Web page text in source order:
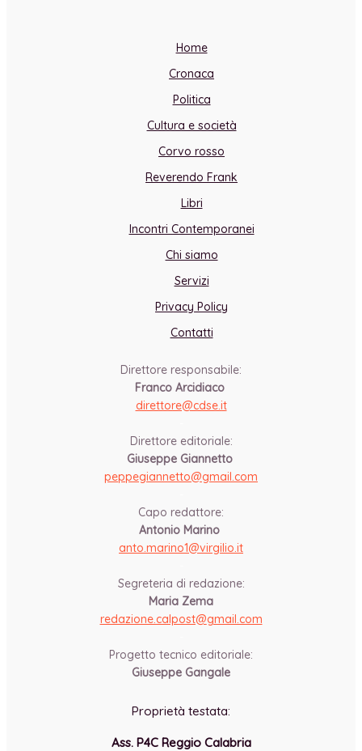
Home
Cronaca
Politica
Cultura e società
Corvo rosso
Reverendo Frank
Libri
Incontri Contemporanei
Chi siamo
Servizi
Privacy Policy
Contatti
Direttore responsabile:
Franco Arcidiaco
direttore@cdse.it
Direttore editoriale:
Giuseppe Giannetto
peppegiannetto@gmail.com
Capo redattore:
Antonio Marino
anto.marino1@virgilio.it
Segreteria di redazione:
Maria Zema
redazione.calpost@gmail.com
Progetto tecnico editoriale:
Giuseppe Gangale
Proprietà testata:
Ass. P4C Reggio Calabria